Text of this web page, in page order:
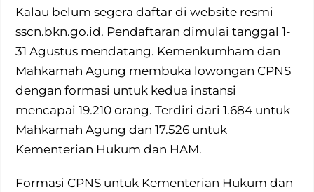
Kalau belum segera daftar di website resmi
sscn.bkn.go.id. Pendaftaran dimulai tanggal 1-
31 Agustus mendatang. Kemenkumham dan
Mahkamah Agung membuka lowongan CPNS
dengan formasi untuk kedua instansi
mencapai 19.210 orang. Terdiri dari 1.684 untuk
Mahkamah Agung dan 17.526 untuk
Kementerian Hukum dan HAM.
Formasi CPNS untuk Kementerian Hukum dan